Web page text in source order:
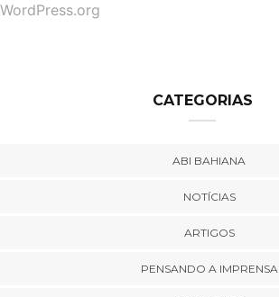
WordPress.org
CATEGORIAS
ABI BAHIANA
NOTÍCIAS
ARTIGOS
PENSANDO A IMPRENSA